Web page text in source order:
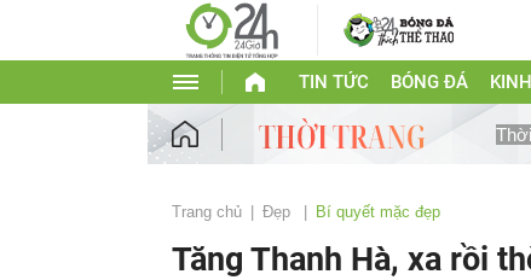
TIN TỨC BÓNG ĐÁ
Trang chủ Đẹp Bí quyết mặc đẹp
Tăng Thanh Hà, xa rồi